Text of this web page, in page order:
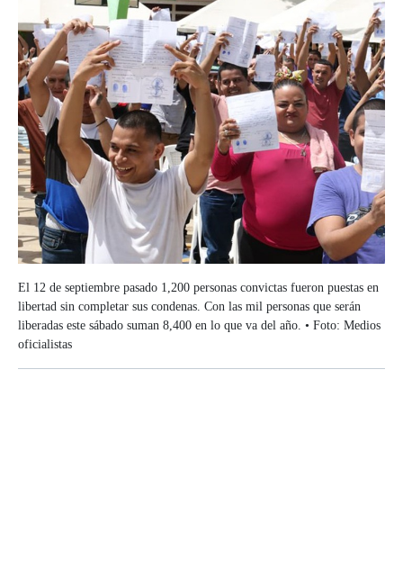
El 12 de septiembre pasado 1,200 personas convictas fueron puestas en
libertad sin completar sus condenas. Con las mil personas que serán
liberadas este sábado suman 8,400 en lo que va del año. • Foto: Medios
oficialistas